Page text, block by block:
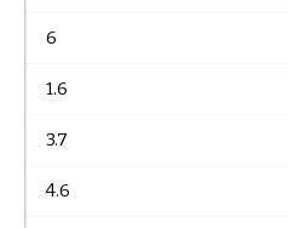
6
1.6
3.7
4.6